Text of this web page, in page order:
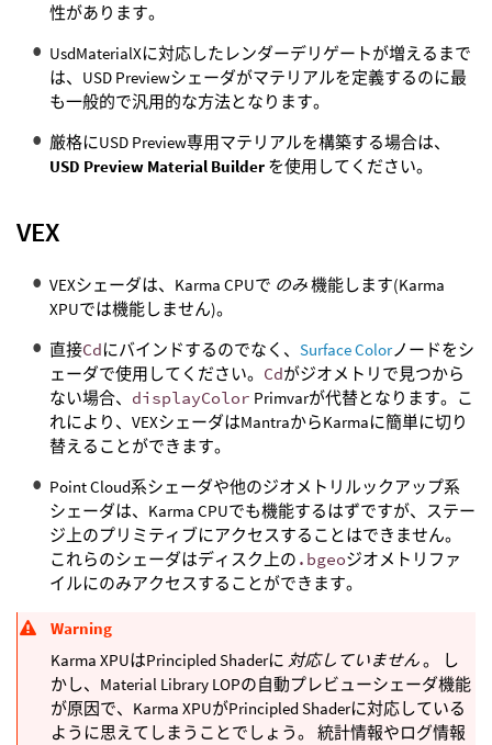
性があります。
UsdMaterialXに対応したレンダーデリゲートが増えるまで
は、USD Previewシェーダがマテリアルを定義するのに最
も一般的で汎用的な方法となります。
厳格にUSD Preview専用マテリアルを構築する場合は、
USD Preview Material Builder を使用してください。
VEX
VEXシェーダは、Karma CPUで のみ機能します(Karma
XPUでは機能しません)。
直接Cdにバインドするのでなく、 Surface Colorノードをシ
ェーダで使用してください。 Cdがジオメトリで見つから
ない場合、 displayColor Primvarが代替となります。こ
れにより、VEXシェーダはMantraからKarmaに簡単に切り
替えることができます。
Point Cloud系シェーダや他のジオメトリルックアップ系
シェーダは、Karma CPUでも機能するはずですが、ステー
ジ上のプリミティブにアクセスすることはできません。
これらのシェーダはディスク上の .bgeoジオメトリファ
イルにのみアクセスすることができます。
Warning
Karma XPUはPrincipled Shaderに 対応していません。 し
かし、Material Library LOPの自動プレビューシェーダ機能
が原因で、Karma XPUがPrincipled Shaderに対応している
ように思えてしまうことでしょう。 統計情報やログ情報